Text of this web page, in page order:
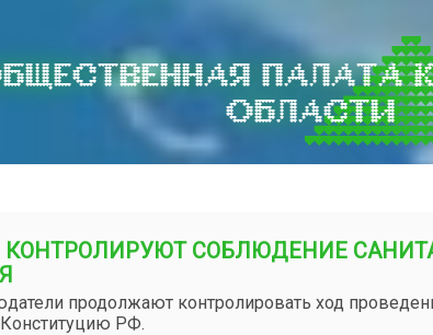
ПАЛАТА
ОБЛАСТИ
СОБЛЮДЕНИЕ
продолжают контролировать ход
РФ.